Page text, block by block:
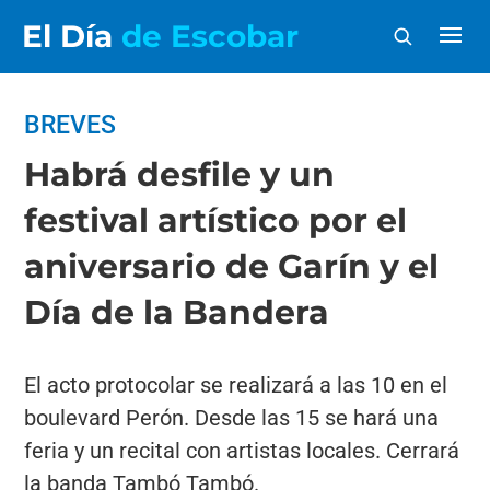
El Día de Escobar
BREVES
Habrá desfile y un
festival artístico por el
aniversario de Garín y el
Día de la Bandera
El acto protocolar se realizará a las 10 en el
boulevard Perón. Desde las 15 se hará una
feria y un recital con artistas locales. Cerrará
la banda Tambó Tambó.